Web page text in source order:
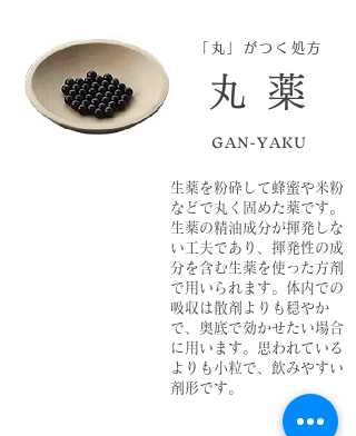
「丸」がつく処方
丸 薬
GAN-YAKU
生薬を粉砕して蜂蜜や米粉
などで丸く固めた薬です。
生薬の精油成分が揮発しな
い工夫であり、揮発性の成
分を含む生薬を使った方剤
で用いられます。体内での
吸収は散剤よりも穏やか
で、奥底で効かせたい場合
に用います。思われている
よりも小粒で、飲みやすい
剤形です。